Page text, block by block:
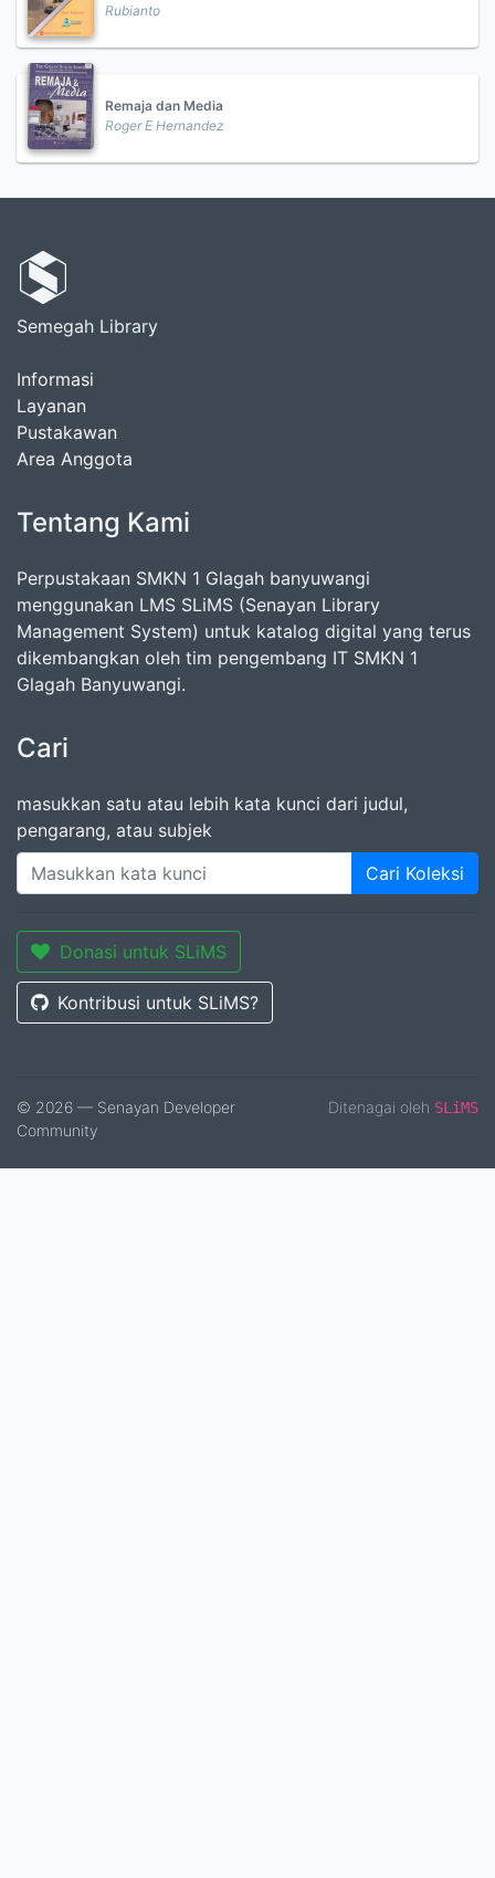
Rubianto
Remaja dan Media
Roger E Hernandez
Semegah Library
Informasi
Layanan
Pustakawan
Area Anggota
Tentang Kami
Perpustakaan SMKN 1 Glagah banyuwangi
menggunakan LMS SLiMS (Senayan Library
Management System) untuk katalog digital yang terus
dikembangkan oleh tim pengembang IT SMKN 1
Glagah Banyuwangi.
Cari
masukkan satu atau lebih kata kunci dari judul,
pengarang, atau subjek
Cari Koleksi
Donasi untuk SLiMS
Kontribusi untuk SLiMS?
© 2026 — Senayan Developer
Community
Ditenagai oleh SLiMS